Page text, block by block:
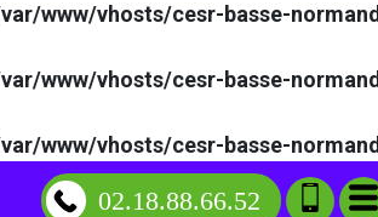
www/vhosts/cesr-basse-
www/vhosts/cesr-basse-
www/vhosts/cesr-basse-
02.18.88.66.52